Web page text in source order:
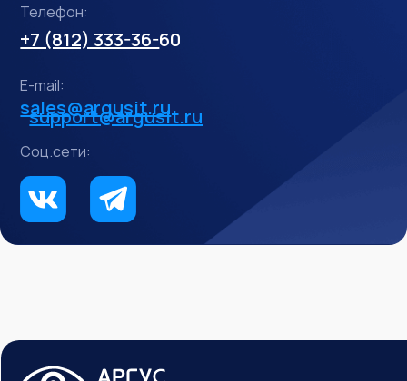
+7 (812) 333-36-60
Телефон:
E-mail:
Соц.сети:
support@argusit.ru
sales@argusit.ru